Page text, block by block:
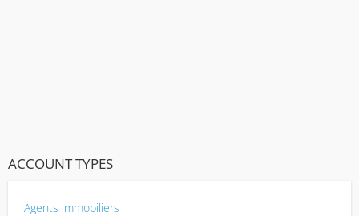
ACCOUNT TYPES
Agents immobiliers